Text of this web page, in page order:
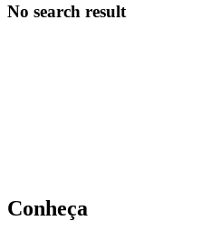
No search result
Conheça